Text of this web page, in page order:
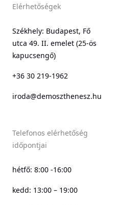
Elérhetőségek
Székhely: Budapest, Fő
utca 49. II. emelet (25-ös
kapucsengő)
+36 30 219-1962
iroda@demoszthenesz.hu
Telefonos elérhetőség
időpontjai
hétfő: 8:00 -16:00
kedd: 13:00 – 19:00